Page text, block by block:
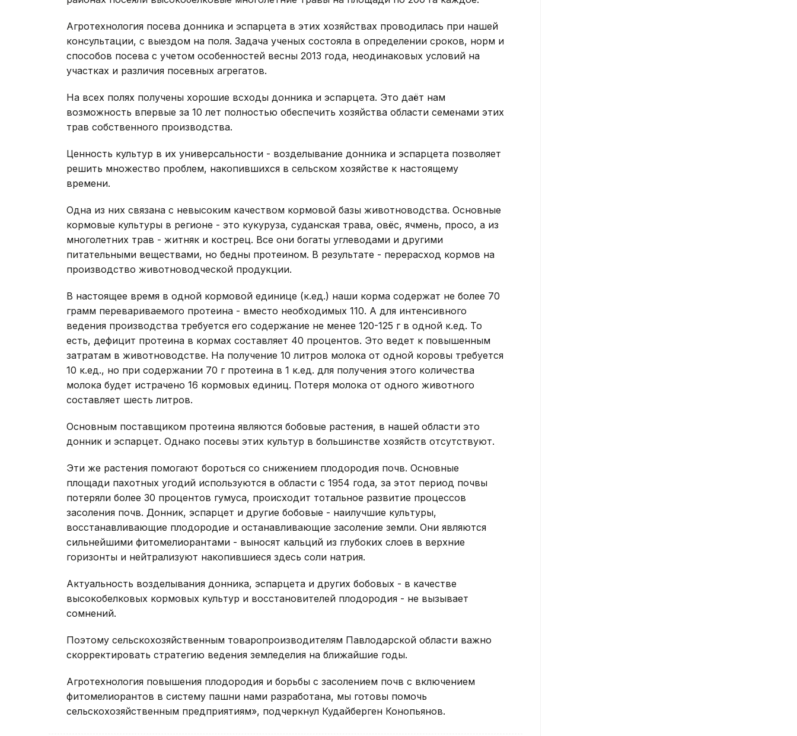
Агротехнология посева донника и эспарцета в этих хозяйствах проводилась при нашей
консультации, с выездом на поля. Задача ученых состояла в определении сроков, норм и
способов посева с учетом особенностей весны 2013 года, неодинаковых условий на
участках и различия посевных агрегатов.
На всех полях получены хорошие всходы донника и эспарцета. Это даёт нам
возможность впервые за 10 лет полностью обеспечить хозяйства области семенами этих
трав собственного производства.
Ценность культур в их универсальности - возделывание донника и эспарцета позволяет
решить множество проблем, накопившихся в сельском хозяйстве к настоящему
времени.
Одна из них связана с невысоким качеством кормовой базы животноводства. Основные
кормовые культуры в регионе - это кукуруза, суданская трава, овёс, ячмень, просо, а из
многолетних трав - житняк и кострец. Все они богаты углеводами и другими
питательными веществами, но бедны протеином. В результате - перерасход кормов на
производство животноводческой продукции.
В настоящее время в одной кормовой единице (к.ед.) наши корма содержат не более 70
грамм перевариваемого протеина - вместо необходимых 110. А для интенсивного
ведения производства требуется его содержание не менее 120-125 г в одной к.ед. То
есть, дефицит протеина в кормах составляет 40 процентов. Это ведет к повышенным
затратам в животноводстве. На получение 10 литров молока от одной коровы требуется
10 к.ед., но при содержании 70 г протеина в 1 к.ед. для получения этого количества
молока будет истрачено 16 кормовых единиц. Потеря молока от одного животного
составляет шесть литров.
Основным поставщиком протеина являются бобовые растения, в нашей области это
донник и эспарцет. Однако посевы этих культур в большинстве хозяйств отсутствуют.
Эти же растения помогают бороться со снижением плодородия почв. Основные
площади пахотных угодий используются в области с 1954 года, за этот период почвы
потеряли более 30 процентов гумуса, происходит тотальное развитие процессов
засоления почв. Донник, эспарцет и другие бобовые - наилучшие культуры,
восстанавливающие плодородие и останавливающие засоление земли. Они являются
сильнейшими фитомелиорантами - выносят кальций из глубоких слоев в верхние
горизонты и нейтрализуют накопившиеся здесь соли натрия.
Актуальность возделывания донника, эспарцета и других бобовых - в качестве
высокобелковых кормовых культур и восстановителей плодородия - не вызывает
сомнений.
Поэтому сельскохозяйственным товаропроизводителям Павлодарской области важно
скорректировать стратегию ведения земледелия на ближайшие годы.
Агротехнология повышения плодородия и борьбы с засолением почв с включением
фитомелиорантов в систему пашни нами разработана, мы готовы помочь
сельскохозяйственным предприятиям», подчеркнул Кудайберген Конопьянов.